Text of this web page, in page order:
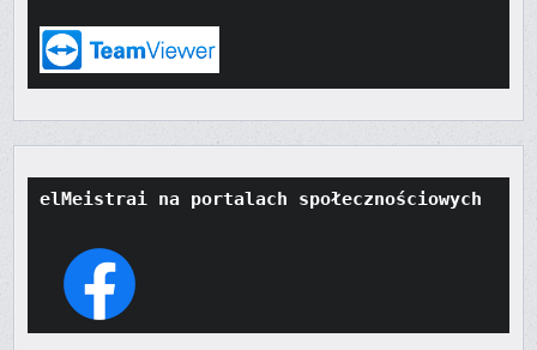
elMeistrai na portalach społecznościowych